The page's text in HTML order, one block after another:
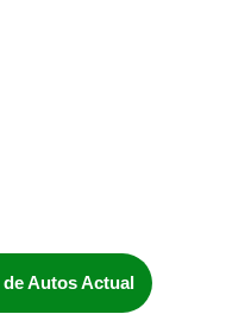
Autos Actual